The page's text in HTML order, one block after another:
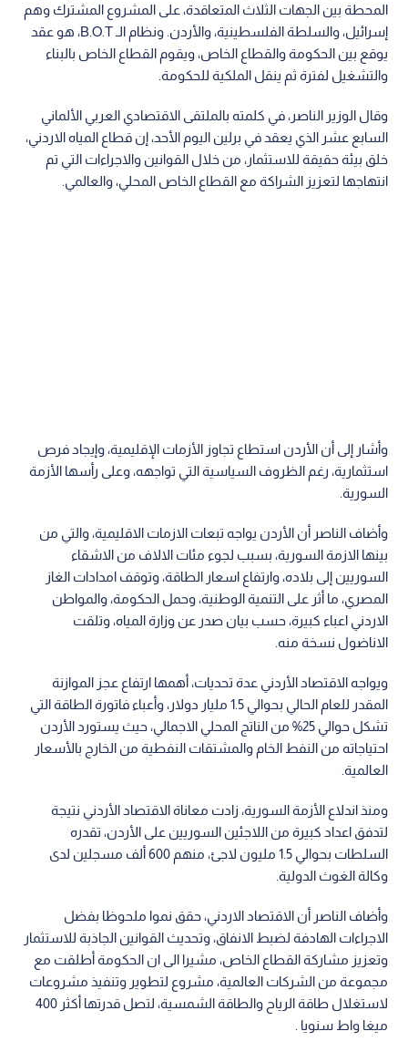
المحطة بين الجهات الثلاث المتعاقدة، على المشروع المشترك وهم
إسرائيل، والسلطة الفلسطينية، والأردن. ونظام الـ B.O.T، هو عقد
يوقع بين الحكومة والقطاع الخاص، ويقوم القطاع الخاص بالبناء
والتشغيل لفترة ثم ينقل الملكية للحكومة.
وقال الوزير الناصر، في كلمته بالملتقى الاقتصادي العربي الألماني
السابع عشر الذي يعقد في برلين اليوم الأحد، إن قطاع المياه الاردني،
خلق بيئة حقيقة للاستثمار، من خلال القوانين والاجراءات التي تم
انتهاجها لتعزيز الشراكة مع القطاع الخاص المحلي، والعالمي.
وأشار إلى أن الأردن استطاع تجاوز الأزمات الإقليمية، وإيجاد فرص
استثمارية، رغم الظروف السياسية التي تواجهه، وعلى رأسها الأزمة
السورية.
وأضاف الناصر أن الأردن يواجه تبعات الازمات الاقليمية، والتي من
بينها الازمة السورية، بسبب لجوء مئات الالاف من الاشقاء
السوريين إلى بلاده، وارتفاع اسعار الطاقة، وتوقف امدادات الغاز
المصري، ما أثر على التنمية الوطنية، وحمل الحكومة، والمواطن
الاردني اعباء كبيرة، حسب بيان صدر عن وزارة المياه، وتلقت
الاناضول نسخة منه.
ويواجه الاقتصاد الأردني عدة تحديات، أهمها ارتفاع عجز الموازنة
المقدر للعام الحالي بحوالي 1.5 مليار دولار، وأعباء فاتورة الطاقة التي
تشكل حوالي 25% من الناتج المحلي الاجمالي، حيث يستورد الأردن
احتياجاته من النفط الخام والمشتقات النفطية من الخارج بالأسعار
العالمية.
ومنذ اندلاع الأزمة السورية، زادت معاناة الاقتصاد الأردني نتيجة
لتدفق اعداد كبيرة من اللاجئين السوريين على الأردن، تقدره
السلطات بحوالي 1.5 مليون لاجئ، منهم 600 ألف مسجلين لدى
وكالة الغوث الدولية.
وأضاف الناصر أن الاقتصاد الاردني، حقق نموا ملحوظا بفضل
الاجراءات الهادفة لضبط الانفاق، وتحديث القوانين الجاذبة للاستثمار
وتعزيز مشاركة القطاع الخاص، مشيرا الى ان الحكومة أطلقت مع
مجموعة من الشركات العالمية، مشروع لتطوير وتنفيذ مشروعات
لاستغلال طاقة الرياح والطاقة الشمسية، لتصل قدرتها أكثر 400
ميغا واط سنويا .